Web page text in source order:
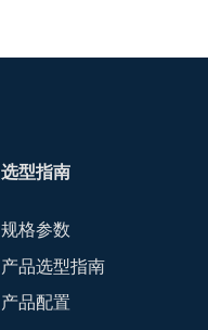
选型指南
规格参数
产品选型指南
产品配置